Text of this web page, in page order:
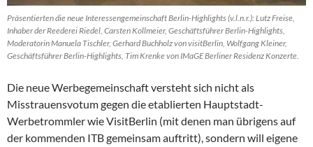
Präsentierten die neue Interessengemeinschaft Berlin-Highlights (v.l.n.r.): Lutz Freise,
Inhaber der Reederei Riedel, Carsten Kollmeier, Geschäftsführer Berlin-Highlights,
Moderatorin Manuela Tischler, Gerhard Buchholz von visitBerlin, Wolfgang Kleiner,
Geschäftsführer Berlin-Highlights, Tim Krenke von IMaGE Berliner Residenz Konzerte.
Die neue Werbegemeinschaft versteht sich nicht als
Misstrauensvotum gegen die etablierten Hauptstadt-
Werbetrommler wie VisitBerlin (mit denen man übrigens auf
der kommenden ITB gemeinsam auftritt), sondern will eigene